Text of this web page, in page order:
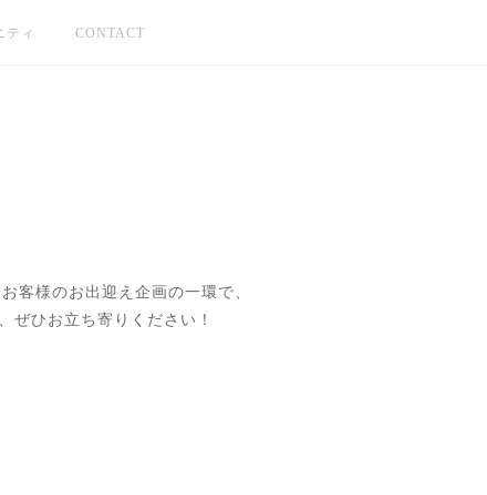
ティ CONTACT
客様のお出迎え企画の一環で、
ひお立ち寄りください！